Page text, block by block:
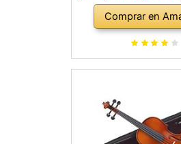
violín macizo con
cuerdas de
para hombro,
Comprar en